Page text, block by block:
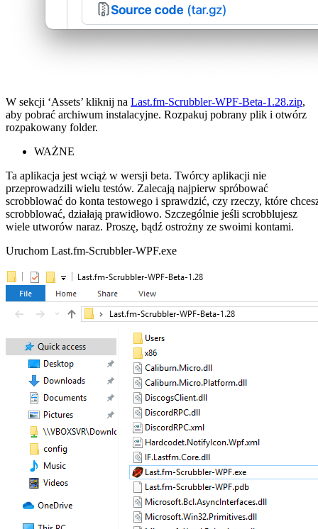
W sekcji ‘Assets’ kliknij na Last.fm-Scrubbler-WPF-Beta-1.28.zip,
aby pobrać archiwum instalacyjne. Rozpakuj pobrany plik i otwórz
rozpakowany folder.
WAŻNE
Ta aplikacja jest wciąż w wersji beta. Twórcy aplikacji nie
przeprowadzili wielu testów. Zalecają najpierw spróbować
scrobblować do konta testowego i sprawdzić, czy rzeczy, które
scrobblować, działają prawidłowo. Szczególnie jeśli scrobblujesz
wiele utworów naraz. Proszę, bądź ostrożny ze swoimi kontami.
Uruchom Last.fm-Scrubbler-WPF.exe